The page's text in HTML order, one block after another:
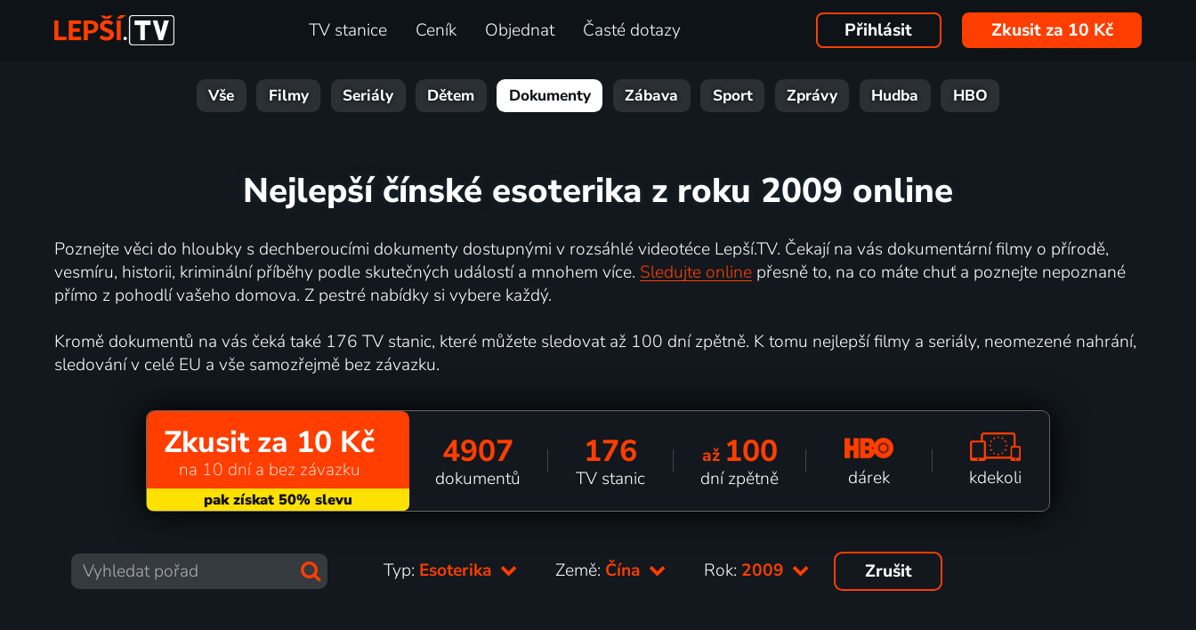
TV stanice Ceník Objednat Časté dotazy Přihlásit Zkusit za 10 Kč
Vše Filmy Seriály Dětem Dokumenty Zábava Sport Zprávy Hudba HBO
Nejlepší čínské esoterika z roku 2009 online
Poznejte věci do hloubky s dechberoucími dokumenty dostupnými v rozsáhlé videotéce Lepší.TV. Čekají na vás dokumentární filmy o přírodě,
vesmíru, historii, kriminální příběhy podle skutečných událostí a mnohem více. Sledujte onlinepřesně to, na co máte chuť a poznejte nepoznané
přímo z pohodlí vašeho domova. Z pestré nabídky si vybere každý.
Kromě dokumentů na vás čeká také 176 TV stanic, které můžete sledovat až 100 dní zpětně. K tomu nejlepší filmy a seriály, neomezené nahrání,
sledování v celé EU a vše samozřejmě bez závazku.
Zkusit za 10 Kč
na 10 dní a bez závazku 4907
dokumentů
176
TV stanic
až 100
dní zpětně dárek kdekoli
Typ: Esoterika Země: Čína Rok: 2009 Zrušit